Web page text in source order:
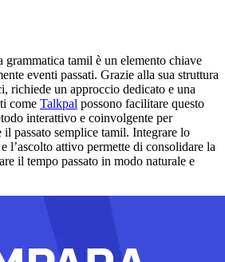
grammatica tamil è un elemento chiave
eventi passati. Grazie alla sua struttura
richiede un approccio dedicato e una
come Talkpal possono facilitare questo
interattivo e coinvolgente per
il passato semplice tamil. Integrare lo
l’ascolto attivo permette di consolidare la
il tempo passato in modo naturale e